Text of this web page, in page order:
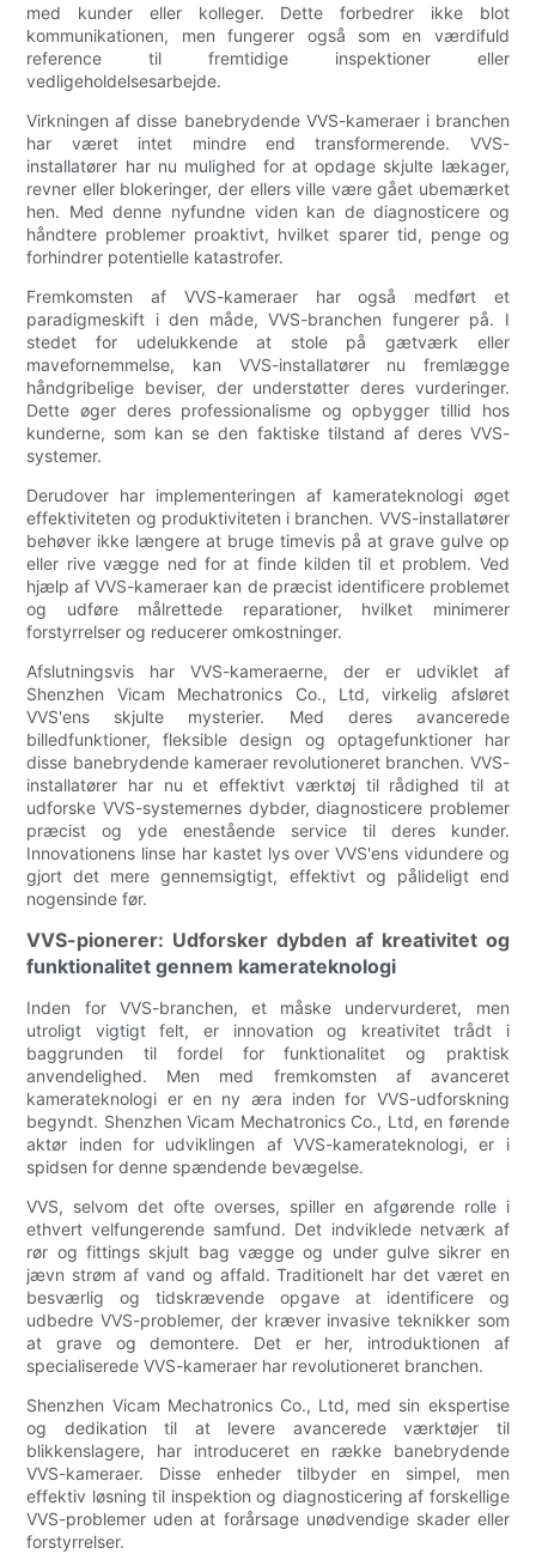
med kunder eller kolleger. Dette forbedrer ikke blot
kommunikationen, men fungerer også som en værdifuld
reference til fremtidige inspektioner eller
vedligeholdelsesarbejde.
Virkningen af disse banebrydende VVS-kameraer i branchen
har været intet mindre end transformerende. VVS-
installatører har nu mulighed for at opdage skjulte lækager,
revner eller blokeringer, der ellers ville være gået ubemærket
hen. Med denne nyfundne viden kan de diagnosticere og
håndtere problemer proaktivt, hvilket sparer tid, penge og
forhindrer potentielle katastrofer.
Fremkomsten af VVS-kameraer har også medført et
paradigmeskift i den måde, VVS-branchen fungerer på. I
stedet for udelukkende at stole på gætværk eller
mavefornemmelse, kan VVS-installatører nu fremlægge
håndgribelige beviser, der understøtter deres vurderinger.
Dette øger deres professionalisme og opbygger tillid hos
kunderne, som kan se den faktiske tilstand af deres VVS-
systemer.
Derudover har implementeringen af kamerateknologi øget
effektiviteten og produktiviteten i branchen. VVS-installatører
behøver ikke længere at bruge timevis på at grave gulve op
eller rive vægge ned for at finde kilden til et problem. Ved
hjælp af VVS-kameraer kan de præcist identificere problemet
og udføre målrettede reparationer, hvilket minimerer
forstyrrelser og reducerer omkostninger.
Afslutningsvis har VVS-kameraerne, der er udviklet af
Shenzhen Vicam Mechatronics Co., Ltd, virkelig afsløret
VVS'ens skjulte mysterier. Med deres avancerede
billedfunktioner, fleksible design og optagefunktioner har
disse banebrydende kameraer revolutioneret branchen. VVS-
installatører har nu et effektivt værktøj til rådighed til at
udforske VVS-systemernes dybder, diagnosticere problemer
præcist og yde enestående service til deres kunder.
Innovationens linse har kastet lys over VVS'ens vidundere og
gjort det mere gennemsigtigt, effektivt og pålideligt end
nogensinde før.
VVS-pionerer: Udforsker dybden af kreativitet og
funktionalitet gennem kamerateknologi
Inden for VVS-branchen, et måske undervurderet, men
utroligt vigtigt felt, er innovation og kreativitet trådt i
baggrunden til fordel for funktionalitet og praktisk
anvendelighed. Men med fremkomsten af avanceret
kamerateknologi er en ny æra inden for VVS-udforskning
begyndt. Shenzhen Vicam Mechatronics Co., Ltd, en førende
aktør inden for udviklingen af VVS-kamerateknologi, er i
spidsen for denne spændende bevægelse.
VVS, selvom det ofte overses, spiller en afgørende rolle i
ethvert velfungerende samfund. Det indviklede netværk af
rør og fittings skjult bag vægge og under gulve sikrer en
jævn strøm af vand og affald. Traditionelt har det været en
besværlig og tidskrævende opgave at identificere og
udbedre VVS-problemer, der kræver invasive teknikker som
at grave og demontere. Det er her, introduktionen af
specialiserede VVS-kameraer har revolutioneret branchen.
Shenzhen Vicam Mechatronics Co., Ltd, med sin ekspertise
og dedikation til at levere avancerede værktøjer til
blikkenslagere, har introduceret en række banebrydende
VVS-kameraer. Disse enheder tilbyder en simpel, men
effektiv løsning til inspektion og diagnosticering af forskellige
VVS-problemer uden at forårsage unødvendige skader eller
forstyrrelser.